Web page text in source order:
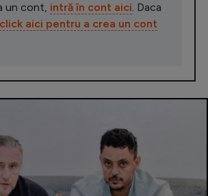
un cont, intră în cont aici. Daca
click aici pentru a crea un cont